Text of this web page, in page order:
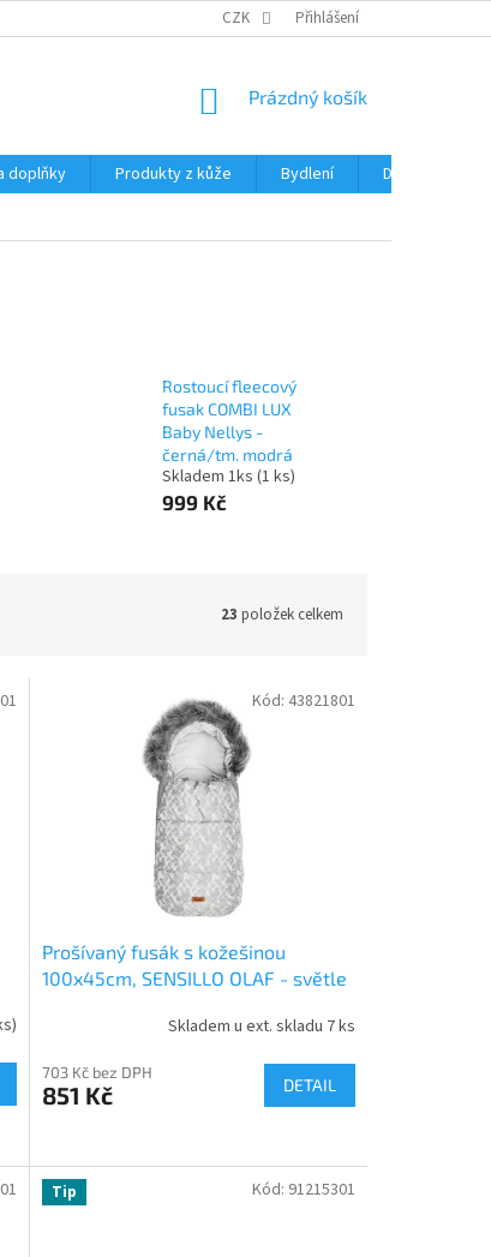
ÚDAJŮ CZK Přihlášení
NÁKUPNÍ
Prázdný košík
doplňky Produkty z kůže Bydlení
Domácnost
Rostoucí fleecový
fusak COMBI LUX
Baby Nellys -
černá/tm. modrá
Skladem 1ks (1 ks)
999 Kč
23 položek celkem
Prošívaný fusák s kožešinou
100x45cm, SENSILLO OLAF - světle
Skladem u ext. skladu 7 ks
703 Kč bez DPH
851 Kč DETAIL
Kód: 43821801
Tip Kód: 91215301